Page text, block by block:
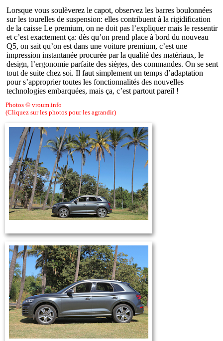
Lorsque vous soulèverez le capot, observez les barres boulonnées
sur les tourelles de suspension: elles contribuent à la rigidification
de la caisse Le premium, on ne doit pas l’expliquer mais le ressentir
et c’est exactement ça: dès qu’on prend place à bord du nouveau
Q5, on sait qu’on est dans une voiture premium, c’est une
impression instantanée procurée par la qualité des matériaux, le
design, l’ergonomie parfaite des sièges, des commandes. On se sent
tout de suite chez soi. Il faut simplement un temps d’adaptation
pour s’approprier toutes les fonctionnalités des nouvelles
technologies embarquées, mais ça, c’est partout pareil !
Photos © vroum.info
(Cliquez sur les photos pour les agrandir)